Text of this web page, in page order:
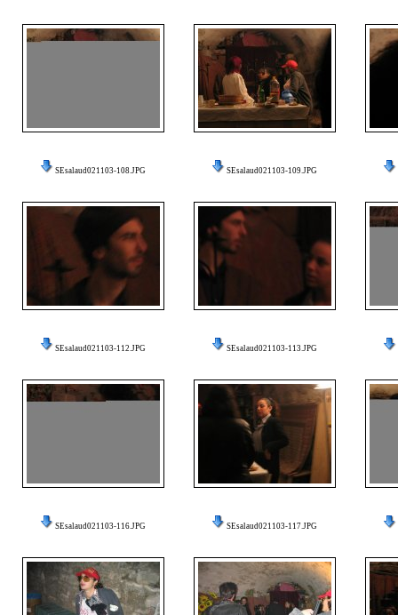
SEsalaud021103-108.JPG SEsalaud021103-109.JPG
SEsalaud021103-112.JPG SEsalaud021103-113.JPG
SEsalaud021103-116.JPG SEsalaud021103-117.JPG